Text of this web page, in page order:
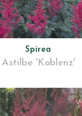
Spirea
Astilbe 'Koblenz'